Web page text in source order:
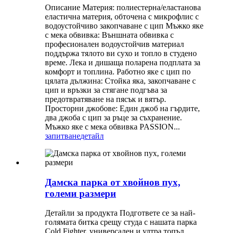
Описание Материя: полиестерна/еластанова
еластична материя, обточена с микрофлис с
водоустойчиво закопчаване с цип Мъжко яке
с мека обвивка: Външната обвивка с
професионален водоустойчив материал
поддържа тялото ви сухо и топло в студено
време. Лека и дишаща поларена подплата за
комфорт и топлина. Работно яке с цип по
цялата дължина: Стойка яка, закопчаване с
цип и връзки за стягане подгъва за
предотвратяване на пясък и вятър.
Просторни джобове: Един джоб на гърдите,
два джоба с цип за ръце за съхранение.
Мъжко яке с мека обвивка PASSION...
запитванедетайл
Дамска парка от хвойнов пух,
големи размери
Детайли за продукта Подгответе се за най-
голямата битка срещу студа с нашата парка